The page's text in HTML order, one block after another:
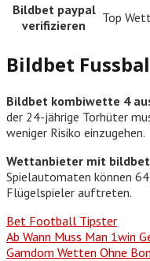
Bildbet paypal
verifizieren
Top
Bildbet
Bildbet kombiwette 4
der 24-jährige Torhüter
weniger Risiko einzugehen.
Wettanbieter mit
Spielautomaten können
Flügelspieler auftreten.
Bet Football Tipster
Ab Wann Muss Man 1win
Gamdom Wetten Ohne